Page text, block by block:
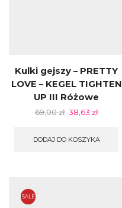
Kulki gejszy – PRETTY
LOVE – KEGEL TIGHTEN
UP III Różowe
69,00zł 38,63 zł
DODAJ DO KOSZYKA
SALE